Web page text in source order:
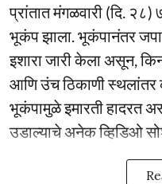
प्रांतात मंगळवारी (दि. २८)
भूकंप झाला. भूकंपानंतर
इशारा जारी केला असून,
आणि उंच ठिकाणी
भूकंपामुळे इमारती हादरत
उडाल्याचे अनेक व्हिडिओ